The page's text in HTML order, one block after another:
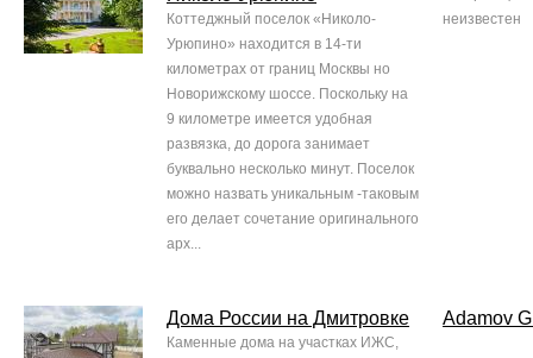
Коттеджный поселок «Николо-
Урюпино» находится в 14-ти
километрах от границ Москвы но
Новорижскому шоссе. Поскольку на
9 километре имеется удобная
развязка, до дорога занимает
буквально несколько минут. Поселок
можно назвать уникальным -таковым
его делает сочетание оригинального
арх...
неизвестен
Дома России на Дмитровке
Каменные дома на участках ИЖС,
Adamov